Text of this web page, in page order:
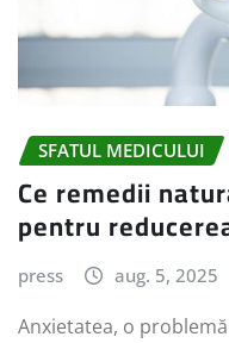
SFATUL MEDICULUI
Ce remedii
pentru
press aug. 5, 2025
Anxietatea, o